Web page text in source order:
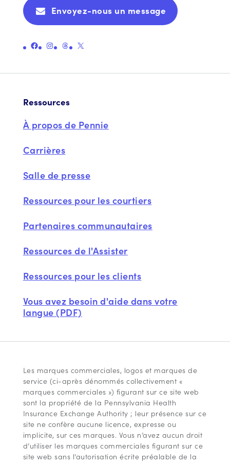
Envoyez-nous un message
Lien vers la page Facebook officielle de PennieLien vers la page Instagram officielle de PennieLien vers la page officielle des fils de PennieLien vers la page officielle X (anciennement Twitter) de Pennie
Ressources
À propos de Pennie
Carrières
Salle de presse
Ressources pour les courtiers
Partenaires communautaires
Ressources de l'Assister
Ressources pour les clients
Vous avez besoin d'aide dans votre
langue (PDF)
Les marques commerciales, logos et marques de
service (ci-après dénommés collectivement «
marques commerciales ») figurant sur ce site web
sont la propriété de la Pennsylvania Health
Insurance Exchange Authority ; leur présence sur ce
site ne confère aucune licence, expresse ou
implicite, sur ces marques. Vous n’avez aucun droit
d’utiliser les marques commerciales figurant sur ce
site web sans l’autorisation écrite préalable de la